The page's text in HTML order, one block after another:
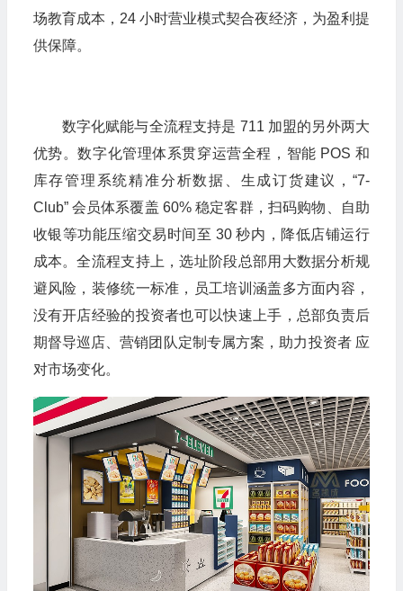
场教育成本，24 小时营业模式契合夜经济，为盈利提
供保障。
数字化赋能与全流程支持是 711 加盟的另外两大
优势。数字化管理体系贯穿运营全程，智能 POS 和
库存管理系统精准分析数据、生成订货建议，“7-
Club” 会员体系覆盖 60% 稳定客群，扫码购物、自助
收银等功能压缩交易时间至 30 秒内，降低店铺运行
成本。全流程支持上，选址阶段总部用大数据分析规
避风险，装修统一标准，员工培训涵盖多方面内容，
没有开店经验的投资者也可以快速上手，总部负责后
期督导巡店、营销团队定制专属方案，助力投资者 应
对市场变化。​